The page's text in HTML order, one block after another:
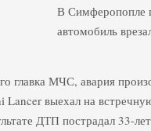
В Симферопопле
автомобиль
главка МЧС, авария
Lancer выехал на
ДТП пострадал 33-